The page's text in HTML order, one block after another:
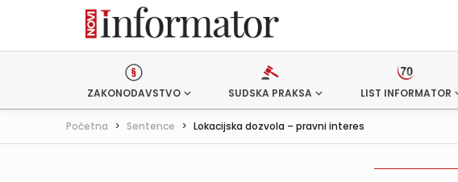
ZAKONODAVSTVO SUDSKA PRAKSA LIST INFORMATOR
Početna > Sentence > Lokacijska dozvola – pravni interes